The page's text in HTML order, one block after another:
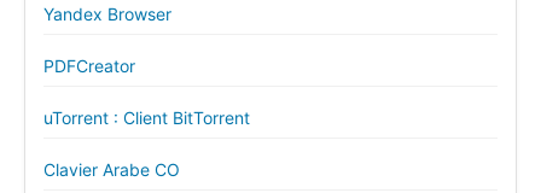
Yandex Browser
PDFCreator
uTorrent : Client BitTorrent
Clavier Arabe CO